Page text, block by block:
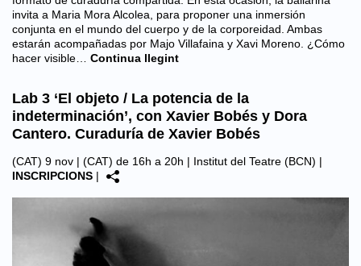
invita a Maria Mora Alcolea, para proponer una inmersión
conjunta en el mundo del cuerpo y de la corporeidad. Ambas
estarán acompañadas por Majo Villafaina y Xavi Moreno. ¿Cómo
hacer visible…
Continua llegint
Lab 3 ‘El objeto / La potencia de la
indeterminación’, con Xavier Bobés y Dora
Cantero. Curaduría de Xavier Bobés
(CAT) 9 nov | (CAT) de 16h a 20h | Institut del Teatre (BCN) |
INSCRIPCIONS |